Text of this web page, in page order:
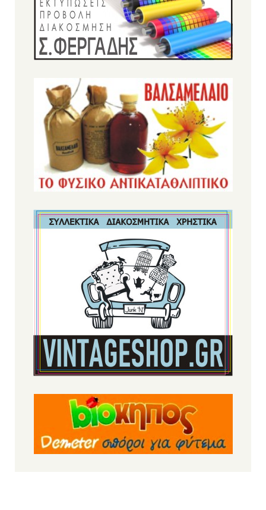
Πίτουρο βρώμης Ελληνικό Bio 300gr
(ΑΝΤΩΝΟΠΟΥΛΟΣ)